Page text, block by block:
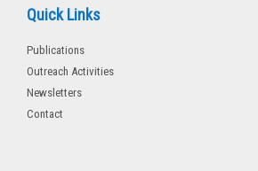
Quick Links
Publications
Outreach Activities
Newsletters
Contact